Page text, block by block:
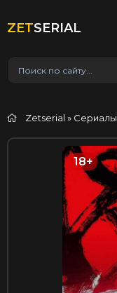
ZETSERIAL
Zetserial » Сериалы
18+